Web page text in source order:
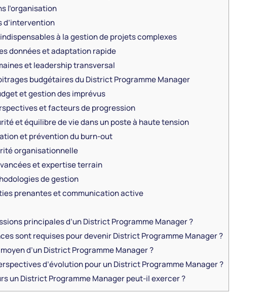
l’organisation
d’intervention
à la gestion de projets complexes
données et adaptation rapide
et leadership transversal
budgétaires du District Programme Manager
et gestion des imprévus
et facteurs de progression
et équilibre de vie dans un poste à haute tension
et prévention du burn-out
organisationnelle
et expertise terrain
de gestion
prenantes et communication active
principales d’un District Programme Manager ?
sont requises pour devenir District Programme Manager ?
d’un District Programme Manager ?
d’évolution pour un District Programme Manager ?
un District Programme Manager peut-il exercer ?